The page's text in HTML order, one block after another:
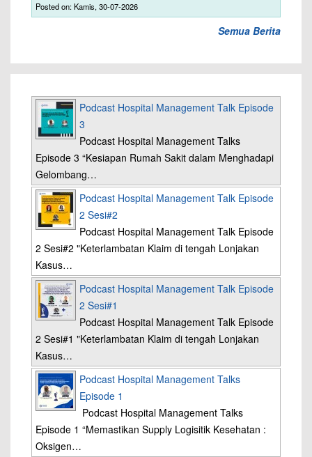
Posted on: Kamis, 30-07-2026
Semua Berita
Podcast Hospital Management Talk Episode
3
Podcast Hospital Management Talks
Episode 3 “Kesiapan Rumah Sakit dalam Menghadapi
Gelombang…
Podcast Hospital Management Talk Episode
2 Sesi#2
Podcast Hospital Management Talk Episode
2 Sesi#2 "Keterlambatan Klaim di tengah Lonjakan
Kasus…
Podcast Hospital Management Talk Episode
2 Sesi#1
Podcast Hospital Management Talk Episode
2 Sesi#1 "Keterlambatan Klaim di tengah Lonjakan
Kasus…
Podcast Hospital Management Talks
Episode 1
Podcast Hospital Management Talks
Episode 1 “Memastikan Supply Logisitik Kesehatan :
Oksigen…